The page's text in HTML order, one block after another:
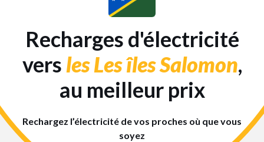
Recharges d'électricité
vers les Les îles Salomon,
au meilleur prix
Rechargez l’électricité de vos proches où que vous
soyez